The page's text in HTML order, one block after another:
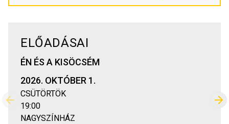
ELŐADÁSAI
ÉN ÉS A KISÖCSÉM
2026. OKTÓBER 1.
CSÜTÖRTÖK
19:00
NAGYSZÍNHÁZ
Előző